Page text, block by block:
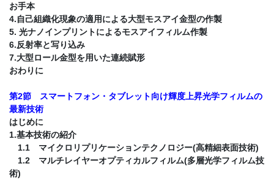
お手本
4.自己組織化現象の適用による大型モスアイ金型の作製
5. 光ナノインプリントによるモスアイフィルム作製
6.反射率と写り込み
7.大型ロール金型を用いた連続賦形
おわりに
第2節 スマートフォン・タブレット向け輝度上昇光学フィルムの
最新技術
はじめに
1.基本技術の紹介
1.1 マイクロリプリケーションテクノロジー(高精細表面技術)
1.2 マルチレイヤーオプティカルフィルム(多層光学フィルム技
術)